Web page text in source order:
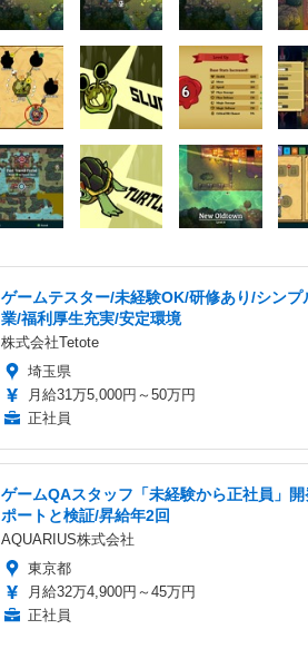
ゲームテスター/未経験OK/研修あり/シンプ
業/福利厚生充実/安定環境
株式会社Tetote
埼玉県
月給31万5,000円～50万円
正社員
ゲームQAスタッフ「未経験から正社員」開
ポートと検証/昇給年2回
AQUARIUS株式会社
東京都
月給32万4,900円～45万円
正社員